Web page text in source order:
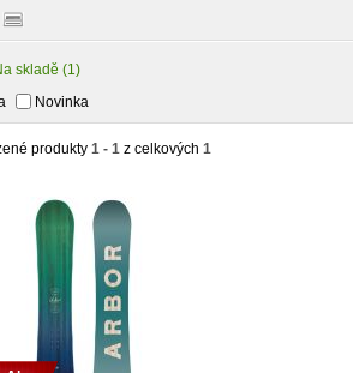
skladě (1)
Novinka
produkty 1 - 1 z celkových 1